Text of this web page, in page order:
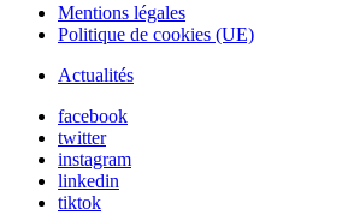
Mentions légales
Politique de cookies (UE)
Actualités
facebook
twitter
instagram
linkedin
tiktok